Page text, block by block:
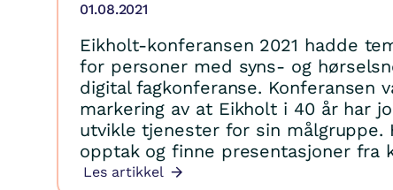
01.08.2021
Eikholt-konferansen 2021 hadde
for personer med syns- og
digital fagkonferanse. Konferansen
markering av at Eikholt i 40 år har
utvikle tjenester for sin målgruppe.
opptak og finne presentasjoner fra
Les artikkel